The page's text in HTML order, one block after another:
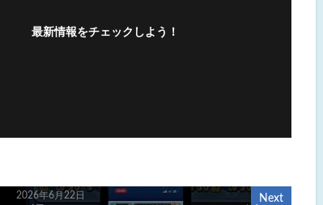
最新情報をチェックしよう！
Next
2026年6月22日